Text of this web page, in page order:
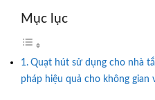
Mục lục
Quạt hút sử dụng cho nhà
pháp hiệu quả cho không gian